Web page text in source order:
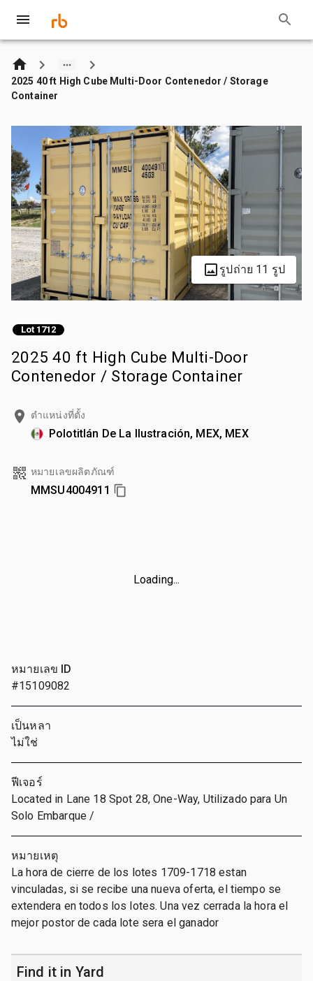
2025 40 ft High Cube Multi-Door Contenedor / Storage
Container
รูปถ่าย 11 รูป
Lot 1712
2025 40 ft High Cube Multi-Door
Contenedor / Storage Container
ตำแหน่งที่ตั้ง
Polotitlán De La Ilustración, MEX, MEX
หมายเลขผลิตภัณฑ์
MMSU4004911
Loading...
หมายเลข ID
#15109082
เป็นหลา
ไม่ใช่
ฟีเจอร์
Located in Lane 18 Spot 28, One-Way, Utilizado para Un
Solo Embarque /
หมายเหตุ
La hora de cierre de los lotes 1709-1718 estan
vinculadas, si se recibe una nueva oferta, el tiempo se
extendera en todos los lotes. Una vez cerrada la hora el
mejor postor de cada lote sera el ganador
Find it in Yard